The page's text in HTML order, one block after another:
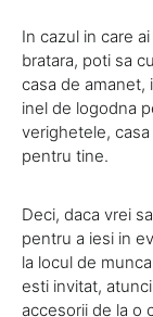
In cazul in care
bratara, poti sa
casa de amanet,
inel de logodna
verighetele,
pentru tine.
Deci, daca vrei
pentru a iesi in
la locul de
esti invitat,
accesorii de la o